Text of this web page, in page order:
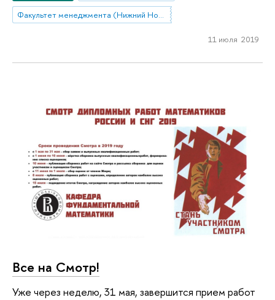
Факультет менеджмента (Нижний Новгород)
11 июля 2019
Все на Смотр!
Уже через неделю, 31 мая, завершится прием работ